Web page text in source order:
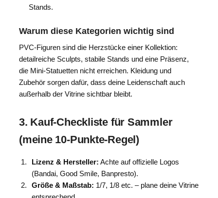
Stands.
Warum diese Kategorien wichtig sind
PVC-Figuren sind die Herzstücke einer Kollektion:
detailreiche Sculpts, stabile Stands und eine Präsenz,
die Mini-Statuetten nicht erreichen. Kleidung und
Zubehör sorgen dafür, dass deine Leidenschaft auch
außerhalb der Vitrine sichtbar bleibt.
3. Kauf-Checkliste für Sammler
(meine 10-Punkte-Regel)
Lizenz & Hersteller: Achte auf offizielle Logos
(Bandai, Good Smile, Banpresto).
Größe & Maßstab: 1/7, 1/8 etc. – plane deine Vitrine